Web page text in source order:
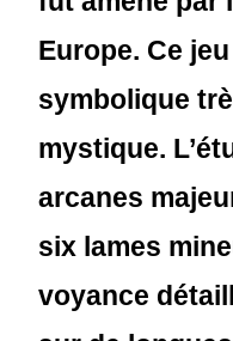
Europe. Ce
symbolique
mystique.
arcanes
six lames
voyance